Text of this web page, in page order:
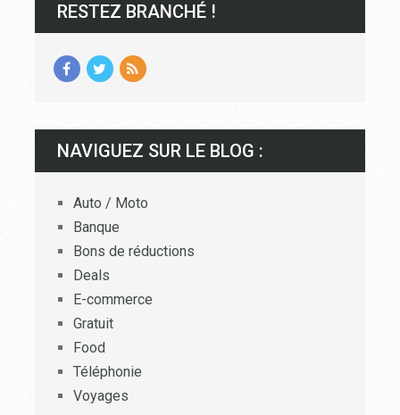
RESTEZ BRANCHÉ !
NAVIGUEZ SUR LE BLOG :
Auto / Moto
Banque
Bons de réductions
Deals
E-commerce
Gratuit
Food
Téléphonie
Voyages